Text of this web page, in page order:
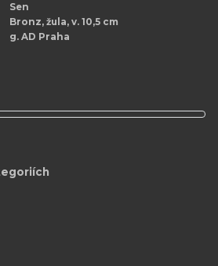
Sen
Bronz, žula, v. 10,5 cm
g. AD Praha